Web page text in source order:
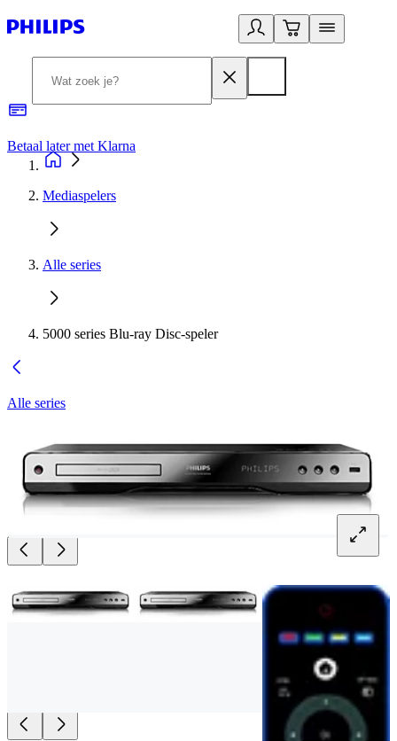
Betaal later met Klarna
Mediaspelers
Alle series
5000 series Blu-ray Disc-speler
Alle series